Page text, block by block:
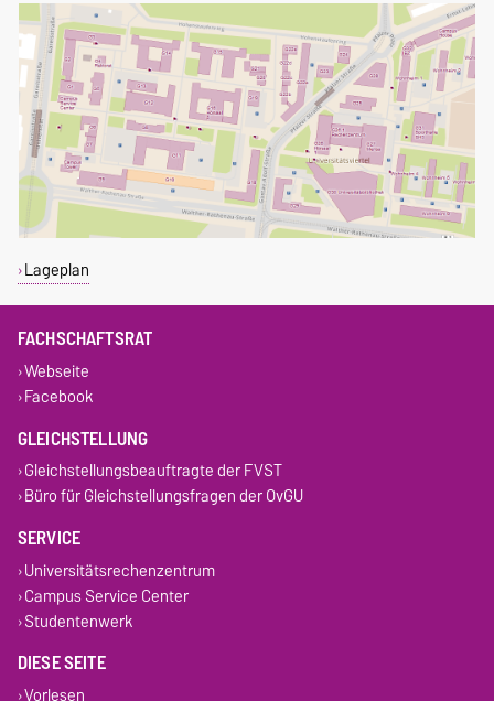
Lageplan
FACHSCHAFTSRAT
Webseite
Facebook
GLEICHSTELLUNG
Gleichstellungsbeauftragte der FVST
Büro für Gleichstellungsfragen der OvGU
SERVICE
Universitätsrechenzentrum
Campus Service Center
Studentenwerk
DIESE SEITE
Vorlesen